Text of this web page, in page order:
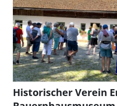
Historischer Verein